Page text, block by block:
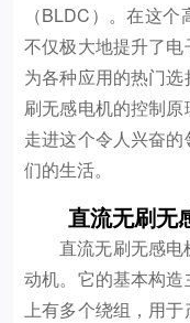
（BLDC）。在这
不仅极大地提升了
为各种应用的热门
刷无感电机的控制
走进这个令人兴奋
们的生活。
直流无刷无
直流无刷无感
动机。它的基本构
上有多个绕组，用于